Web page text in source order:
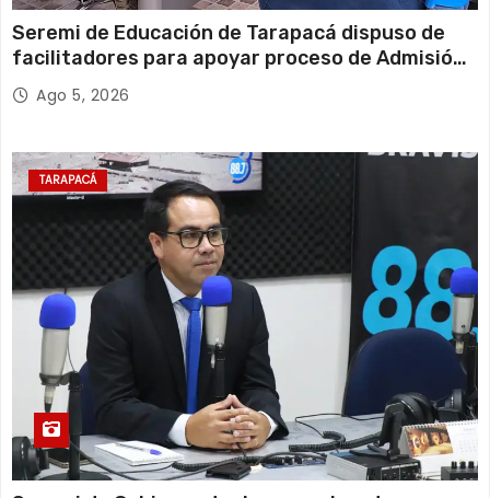
Seremi de Educación de Tarapacá dispuso de
facilitadores para apoyar proceso de Admisión
Escolar 2027
Ago 5, 2026
TARAPACÁ